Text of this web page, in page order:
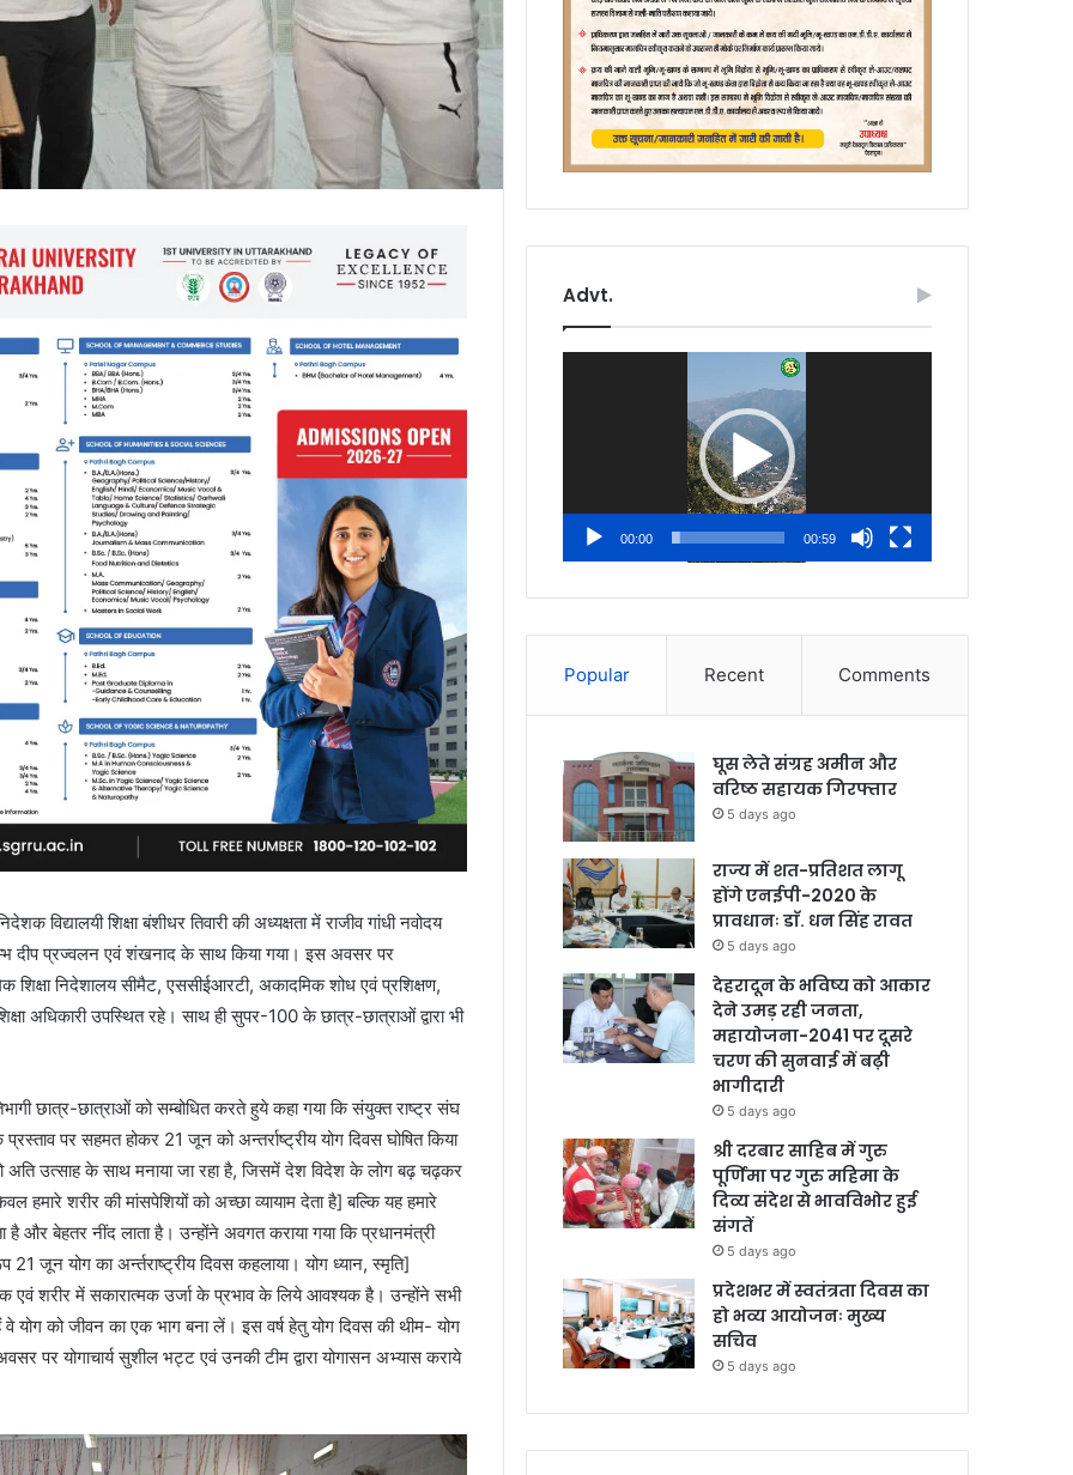
विद्यालयी शिक्षा बंशीधर तिवारी की अध्यक्षता में राजीव गांधी नवोदय
दीप प्रज्वलन एवं शंखनाद के साथ किया गया। इस अवसर पर
शिक्षा निदेशालय सीमैट, एससीईआरटी, अकादमिक शोध एवं प्रशिक्षण,
अधिकारी उपस्थित रहे। साथ ही सुपर-100 के छात्र-छात्राओं द्वारा भी
छात्र-छात्राओं को सम्बोधित करते हुये कहा गया कि संयुक्त राष्ट्र संघ
पर सहमत होकर 21 जून को अन्तर्राष्ट्रीय योग दिवस घोषित किया
अति उत्साह के साथ मनाया जा रहा है, जिसमें देश विदेश के लोग बढ़ चढ़कर
हमारे शरीर की मांसपेशियों को अच्छा व्यायाम देता है] बल्कि यह हमारे
और बेहतर नींद लाता है। उन्होंने अवगत कराया गया कि प्रधानमंत्री
जून योग का अर्न्तराष्ट्रीय दिवस कहलाया। योग ध्यान, स्मृति]
एवं शरीर में सकारात्मक उर्जा के प्रभाव के लिये आवश्यक है। उन्होंने सभी
योग को जीवन का एक भाग बना लें। इस वर्ष हेतु योग दिवस की थीम- योग
योगाचार्य सुशील भट्ट एवं उनकी टीम द्वारा योगासन अभ्यास कराये
Advt.
00:00 00:59
Popular Recent Comments
घूस लेते संग्रह अमीन और
वरिष्ठ सहायक गिरफ्तार
5 days ago
राज्य में शत-प्रतिशत लागू
होंगे एनईपी-2020 के
प्रावधानः डाॅ. धन सिंह रावत
5 days ago
देहरादून के भविष्य को आकार
देने उमड़ रही जनता,
महायोजना-2041 पर दूसरे
चरण की सुनवाई में बढ़ी
भागीदारी
5 days ago
श्री दरबार साहिब में गुरु
पूर्णिमा पर गुरु महिमा के
दिव्य संदेश से भावविभोर हुई
संगतें
5 days ago
प्रदेशभर में स्वतंत्रता दिवस का
हो भव्य आयोजनः मुख्य
सचिव
5 days ago